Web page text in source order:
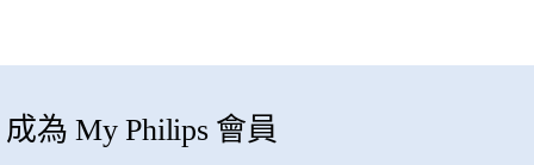
成為 My Philips 會員